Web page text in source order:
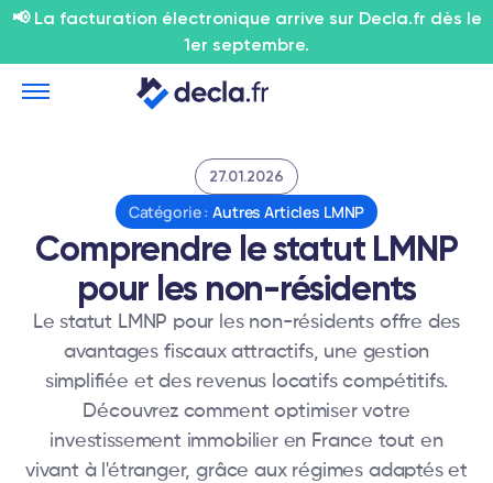
📢 La facturation électronique arrive sur Decla.fr dès le
1er septembre.
Catégorie :Autres Articles LMNP
27.01.2026
Comprendre le statut LMNP
pour les non-résidents
Le statut LMNP pour les non-résidents offre des
avantages fiscaux attractifs, une gestion
simplifiée et des revenus locatifs compétitifs.
Découvrez comment optimiser votre
investissement immobilier en France tout en
vivant à l'étranger, grâce aux régimes adaptés et